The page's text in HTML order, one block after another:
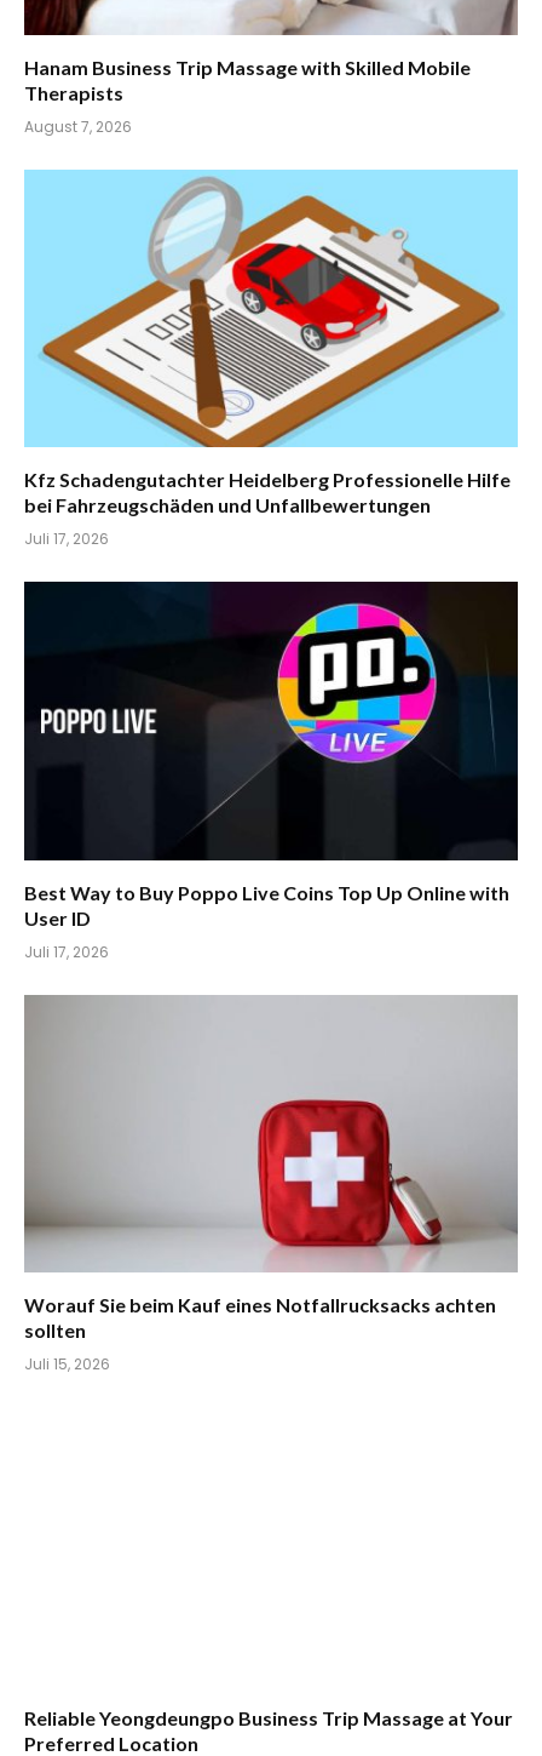
Hanam Business Trip Massage with Skilled Mobile
Therapists
August 7, 2026
Kfz Schadengutachter Heidelberg Professionelle Hilfe
bei Fahrzeugschäden und Unfallbewertungen
Juli 17, 2026
Best Way to Buy Poppo Live Coins Top Up Online with
User ID
Juli 17, 2026
Worauf Sie beim Kauf eines Notfallrucksacks achten
sollten
Juli 15, 2026
Reliable Yeongdeungpo Business Trip Massage at Your
Preferred Location